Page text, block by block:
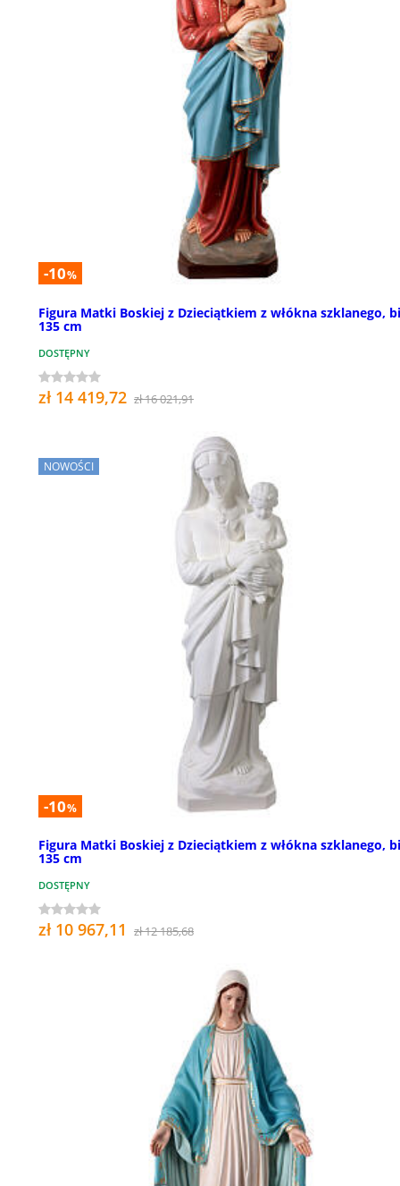
-10%
Figura Matki Boskiej z Dzieciątkiem z włókna szklanego,
135 cm
DOSTĘPNY
zł 14 419,72 zł 16 021,91
NOWOŚCI
-10%
Figura Matki Boskiej z Dzieciątkiem z włókna szklanego,
135 cm
DOSTĘPNY
zł 10 967,11 zł 12 185,68